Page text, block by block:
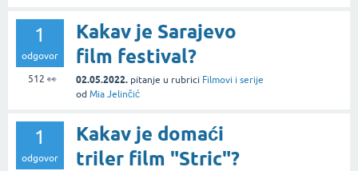
1
odgovor
512 👀
Kakav je Sarajevo
film festival?
02.05.2022. pitanje u rubrici Filmovi i serije
od Mia Jelinčić
1
odgovor
Kakav je domaći
triler film "Stric"?